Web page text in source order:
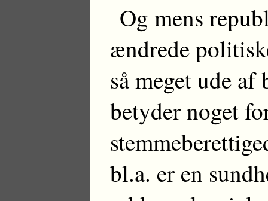
Og mens
ændrede
så meget ude af
betyder noget
bl.a. er en